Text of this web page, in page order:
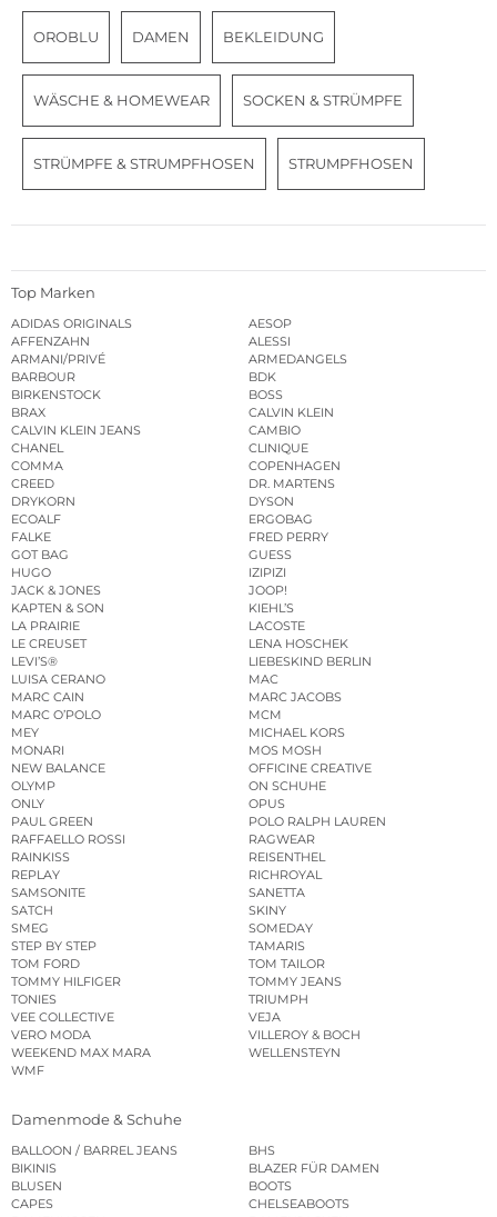
OROBLU DAMEN BEKLEIDUNG
WÄSCHE & HOMEWEAR SOCKEN & STRÜMPFE
STRÜMPFE & STRUMPFHOSEN STRUMPFHOSEN
Top Marken
ADIDAS ORIGINALS
AESOP
AFFENZAHN
ALESSI
ARMANI/PRIVÉ
ARMEDANGELS
BARBOUR
BDK
BIRKENSTOCK
BOSS
BRAX
CALVIN KLEIN
CALVIN KLEIN JEANS
CAMBIO
CHANEL
CLINIQUE
COMMA
COPENHAGEN
CREED
DR. MARTENS
DRYKORN
DYSON
ECOALF
ERGOBAG
FALKE
FRED PERRY
GOT BAG
GUESS
HUGO
IZIPIZI
JACK & JONES
JOOP!
KAPTEN & SON
KIEHL’S
LA PRAIRIE
LACOSTE
LE CREUSET
LENA HOSCHEK
LEVI’S®
LIEBESKIND BERLIN
LUISA CERANO
MAC
MARC CAIN
MARC JACOBS
MARC O’POLO
MCM
MEY
MICHAEL KORS
MONARI
MOS MOSH
NEW BALANCE
OFFICINE CREATIVE
OLYMP
ON SCHUHE
ONLY
OPUS
PAUL GREEN
POLO RALPH LAUREN
RAFFAELLO ROSSI
RAGWEAR
RAINKISS
REISENTHEL
REPLAY
RICHROYAL
SAMSONITE
SANETTA
SATCH
SKINY
SMEG
SOMEDAY
STEP BY STEP
TAMARIS
TOM FORD
TOM TAILOR
TOMMY HILFIGER
TOMMY JEANS
TONIES
TRIUMPH
VEE COLLECTIVE
VEJA
VERO MODA
VILLEROY & BOCH
WEEKEND MAX MARA
WELLENSTEYN
WMF
Damenmode & Schuhe
BALLOON / BARREL JEANS
BHS
BIKINIS
BLAZER FÜR DAMEN
BLUSEN
BOOTS
CAPES
CHELSEABOOTS